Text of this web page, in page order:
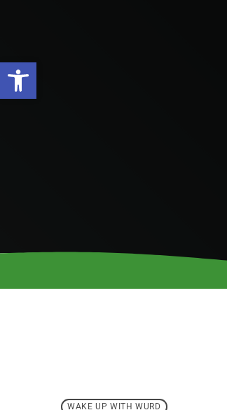
Open toolbar
WAKE UP WITH WURD